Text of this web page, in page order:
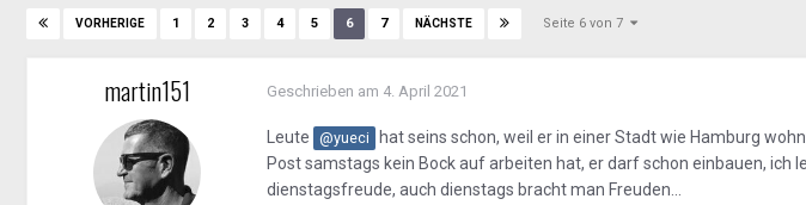
VORHERIGE 1 2 3 4 5 6 7 NÄCHSTE Seite 6 von 7
martin151 Geschrieben am 4. April 2021
Leute @yueci
hat seins schon, weil er in einer Stadt wie Hamburg
Post samstags kein Bock auf arbeiten hat, er darf schon einbauen, ich
dienstagsfreude, auch dienstags bracht man Freuden...